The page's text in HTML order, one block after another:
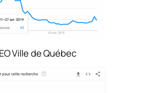
Ville de Québec